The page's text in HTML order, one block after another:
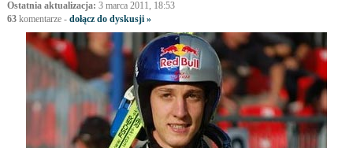
Ostatnia aktualizacja: 3 marca 2011, 18:53
63komentarze- dołącz do dyskusji »